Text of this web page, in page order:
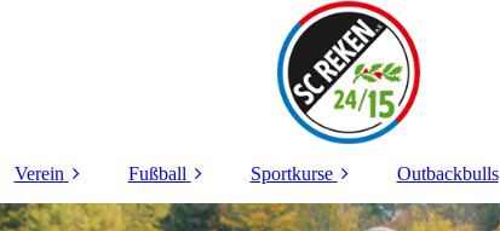
Verein
Vorstand
Fußball
Senioren
Sportkurse
Noch freie Plätze
Outbackbulls